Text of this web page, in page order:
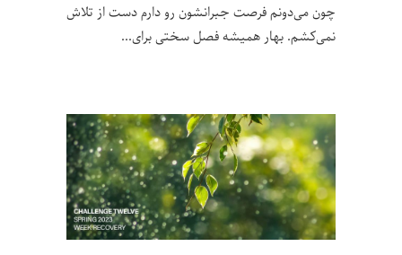
چون می‌دونم فرصت جبرانشون رو دارم دست از تلاش
نمی‌کشم. بهار همیشه فصل سختی برای